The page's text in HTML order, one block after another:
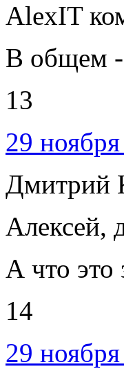
AlexIT
В общем
13
29
Дмитрий
Алексей,
А что это
14
29